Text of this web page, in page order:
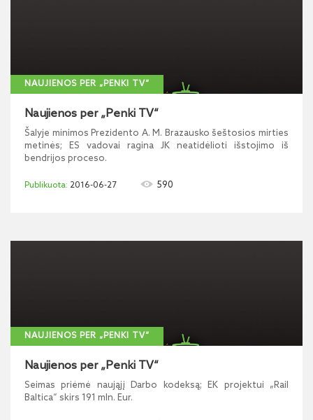
NAUJIENOS PER „PENKI TV“
Naujienos per „Penki TV“
Šalyje minimos Prezidento A. M. Brazausko šeštosios mirties
metinės; ES vadovai ragina JK neatidėlioti išstojimo iš
bendrijos proceso.
2016-06-27 590
NAUJIENOS PER „PENKI TV“
Naujienos per „Penki TV“
Seimas priėmė naująjį Darbo kodeksą; EK projektui „Rail
Baltica“ skirs 191 mln. Eur.